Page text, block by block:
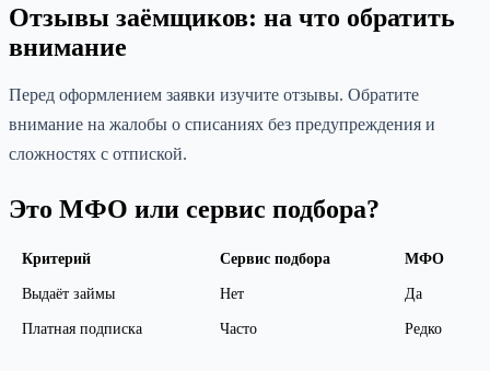
Отзывы заёмщиков: на что обратить
внимание
Перед оформлением заявки изучите отзывы. Обратите
внимание на жалобы о списаниях без предупреждения и
сложностях с отпиской.
Это МФО или сервис подбора?
Критерий Сервис подбора МФО
Выдаёт займы Нет Да
Платная подписка Часто Редко